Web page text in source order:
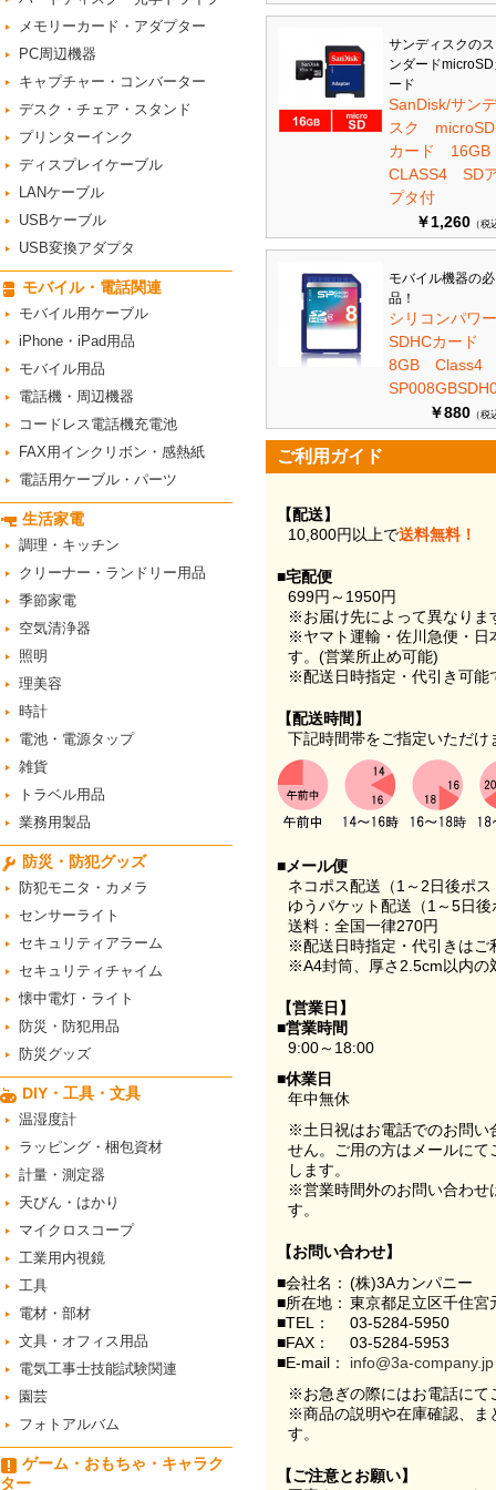
メモリーカード・アダプター
PC周辺機器
キャプチャー・コンバーター
デスク・チェア・スタンド
プリンターインク
ディスプレイケーブル
LANケーブル
USBケーブル
USB変換アダプタ
モバイル・電話関連
モバイル用ケーブル
iPhone・iPad用品
モバイル用品
電話機・周辺機器
コードレス電話機充電池
FAX用インクリボン・感熱紙
電話用ケーブル・パーツ
生活家電
調理・キッチン
クリーナー・ランドリー用品
季節家電
空気清浄器
照明
理美容
時計
電池・電源タップ
雑貨
トラベル用品
業務用製品
防災・防犯グッズ
防犯モニタ・カメラ
センサーライト
セキュリティアラーム
セキュリティチャイム
懐中電灯・ライト
防災・防犯用品
防災グッズ
DIY・工具・文具
温湿度計
ラッピング・梱包資材
計量・測定器
天びん・はかり
マイクロスコープ
工業用内視鏡
工具
電材・部材
文具・オフィス用品
電気工事士技能試験関連
園芸
フォトアルバム
ゲーム・おもちゃ・キャラク
ター
サンディスクの
ンダード
ード
SanDisk/サン
スク
カード
CLASS4 SD
プタ付
￥1,260 （税
モバイル機器の
品！
シリコンパ
SDHCカード
8GB
￥880 （税
ご利用ガイド
【配送】
10,800円以上で送料無料！
■宅配便
699円～1950円
※お届け先によって異なりま
※ヤマト運輸・佐川急便・日
す。(営業所止め可能)
※配送日時指定・代引き可能
【配送時間】
下記時間帯をご指定いただけ
■メール便
ネコポス配送（1～2日後ポ
ゆうパケット配送（1～5日
送料：全国一律270円
※配送日時指定・代引きはご
※A4封筒、厚さ2.5cm以内の
【営業日】
■営業時間
9:00～18:00
■休業日
年中無休
※土日祝はお電話でのお問い
せん。ご用の方はメールに
します。
※営業時間外のお問い合わせ
す。
【お問い合わせ】
■会社名： (株)3Aカンパニー
■所在地： 東京都足立区千住
■TEL：
03-5284-5950
■FAX：
03-5284-5953
■E-mail：
info@3a-company.jp
※お急ぎの際にはお電話にて
※商品の説明や在庫確認、ま
す。
【ご注意とお願い】